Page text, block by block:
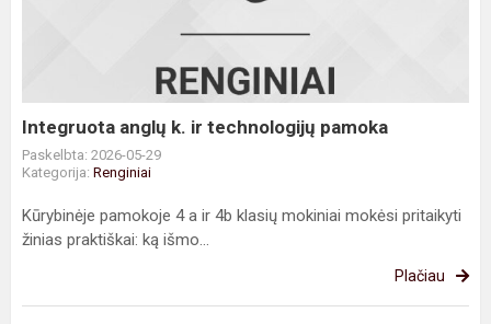
Integruota anglų k. ir technologijų pamoka
Paskelbta: 2026-05-29
Kategorija: Renginiai
Kūrybinėje pamokoje 4 a ir 4b klasių mokiniai mokėsi pritaikyti
žinias praktiškai: ką išmo...
Plačiau